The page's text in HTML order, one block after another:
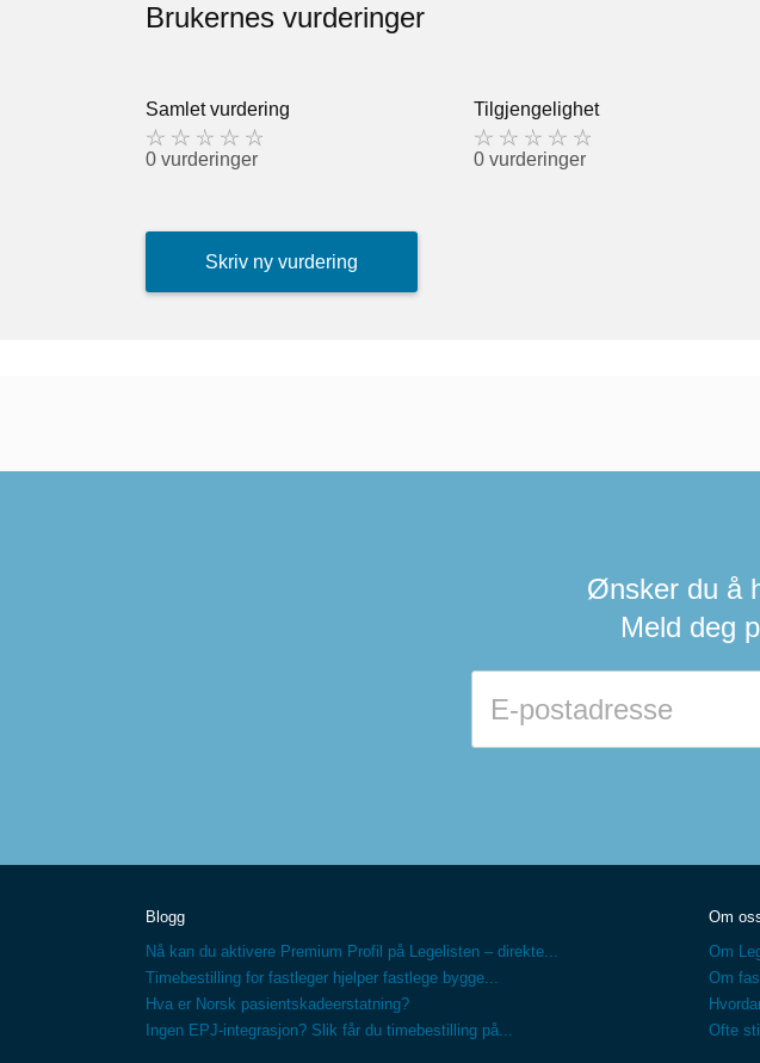
Brukernes vurderinger
Samlet vurdering
0 vurderinger
Tilgjengelighet
0 vurderinger
Skriv ny vurdering
Ønsker du å
Meld deg
Blogg
Nå kan du aktivere Premium Profil på Legelisten – direkte...
Timebestilling for fastleger hjelper fastlege bygge...
Hva er Norsk pasientskadeerstatning?
Ingen EPJ-integrasjon? Slik får du timebestilling på...
Om
Om
Om
Ofte